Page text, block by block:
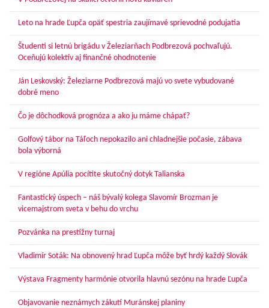
Leto na hrade Ľupča opäť spestria zaujímavé sprievodné podujatia
Študenti si letnú brigádu v Železiarňach Podbrezová pochvaľujú.
Oceňujú kolektív aj finančné ohodnotenie
Ján Leskovský: Železiarne Podbrezová majú vo svete vybudované
dobré meno
Čo je dôchodková prognóza a ako ju máme chápať?
Golfový tábor na Táľoch nepokazilo ani chladnejšie počasie, zábava
bola výborná
V regióne Apúlia pocítite skutočný dotyk Talianska
Fantastický úspech – náš bývalý kolega Slavomír Brozman je
vicemajstrom sveta v behu do vrchu
Pozvánka na prestížny turnaj
Vladimír Soták: Na obnovený hrad Ľupča môže byť hrdý každý Slovák
Výstava Fragmenty harmónie otvorila hlavnú sezónu na hrade Ľupča
Objavovanie neznámych zákutí Muránskej planiny